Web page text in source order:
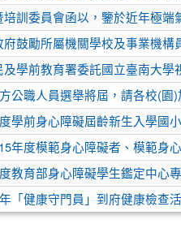
訓委員會函以，鑒於近年極
鼓勵所屬機關學校及事業機
學前教育署委託國立臺南大
公職人員選舉將屆，請各校(
學前身心障礙屆齡新生入學國
年度模範身心障礙者、模範身
教育部身心障礙學生鑑定中心
「健康守門員」到府健康檢查